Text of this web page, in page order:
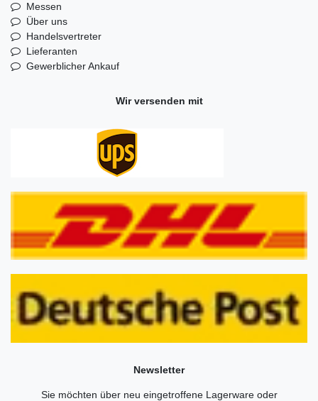
Messen
Über uns
Handelsvertreter
Lieferanten
Gewerblicher Ankauf
Wir versenden mit
Newsletter
Sie möchten über neu eingetroffene Lagerware oder